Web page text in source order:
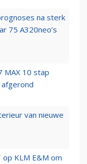
na sterk
75 A320neo’s
MAX 10 stap
van nieuwe
KLM E&M om